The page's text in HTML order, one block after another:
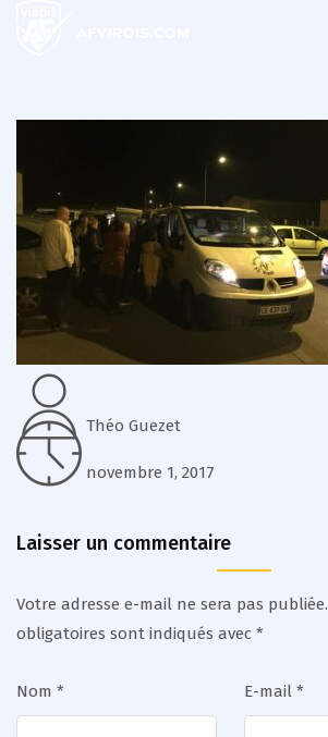
Théo Guezet
novembre 1, 2017
Laisser un commentaire
Votre adresse e-mail ne sera pas publiée.
obligatoires sont indiqués avec *
Nom * E-mail *